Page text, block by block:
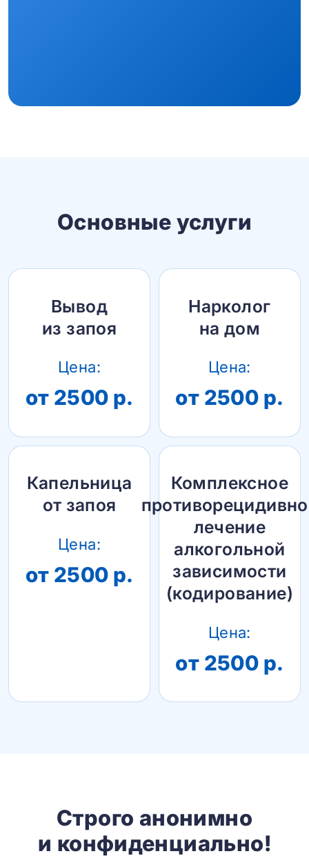
Основные услуги
Вывод
из запоя
Цена:
от 2500 р.
Нарколог
на дом
Цена:
от 2500 р.
Капельница
от запоя
Цена:
от 2500 р.
Комплексное
лечение
алкогольной
зависимости
(кодирование)
Цена:
от 2500 р.
Строго анонимно
и конфиденциально!